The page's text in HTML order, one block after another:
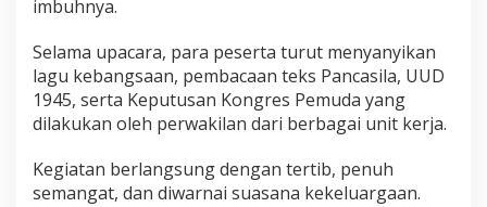
imbuhnya.
Selama upacara, para peserta turut menyanyikan
lagu kebangsaan, pembacaan teks Pancasila, UUD
1945, serta Keputusan Kongres Pemuda yang
dilakukan oleh perwakilan dari berbagai unit kerja.
Kegiatan berlangsung dengan tertib, penuh
semangat, dan diwarnai suasana kekeluargaan.